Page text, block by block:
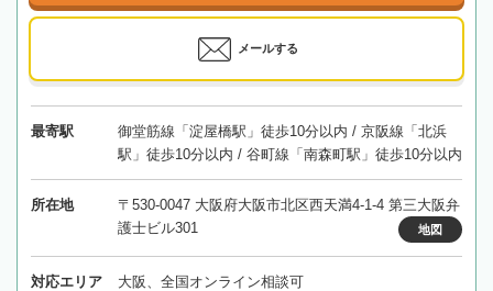
メールする
最寄駅
御堂筋線「淀屋橋駅」徒歩10分以内 / 京阪線「北浜
駅」徒歩10分以内 / 谷町線「南森町駅」徒歩10分以内
所在地
〒530-0047 大阪府大阪市北区西天満4-1-4 第三大阪弁
護士ビル301
地図
対応エリア 大阪、全国オンライン相談可